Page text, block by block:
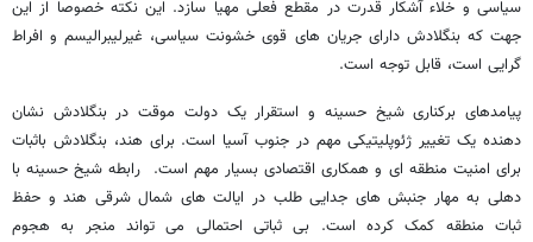
سیاسی و خلاء آشکار قدرت در مقطع فعلی مهیا سازد. این نکته خصوصا از این
جهت که بنگلادش دارای جریان های قوی خشونت سیاسی، غیرلیبرالیسم و ​​افراط
گرایی است، قابل توجه است.
پیامدهای برکناری شیخ حسینه و استقرار یک دولت موقت در بنگلادش نشان
دهنده یک تغییر ژئوپلیتیکی مهم در جنوب آسیا است. برای هند، بنگلادش باثبات
برای امنیت منطقه ای و همکاری اقتصادی بسیار مهم است. رابطه شیخ حسینه با
دهلی به مهار جنبش های جدایی طلب در ایالت های شمال شرقی هند و حفظ
ثبات منطقه کمک کرده است. بی ثباتی احتمالی می تواند منجر به هجوم